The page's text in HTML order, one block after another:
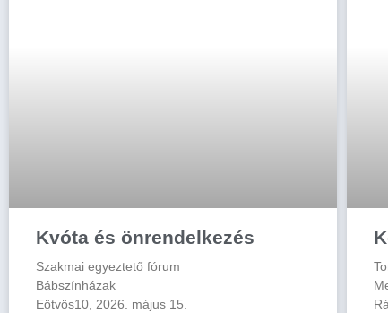
Kvóta és önrendelkezés
Szakmai egyeztető fórum
Bábszínházak
Eötvös10, 2026. május 15.